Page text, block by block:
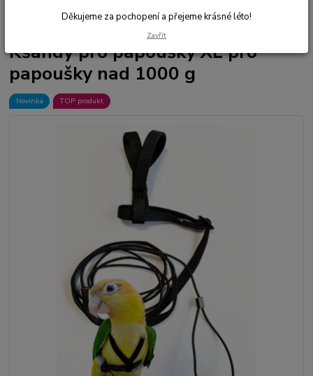
Kšandy pro papoušky XL pro
papoušky nad 1000 g
Novinka TOP produkt
Děkujeme za pochopení a přejeme krásné léto!
Zavřít